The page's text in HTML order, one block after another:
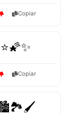
Copiar
Copiar